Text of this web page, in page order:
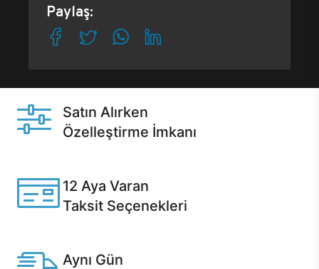
Paylaş:
Satın Alırken
Özelleştirme İmkanı
12 Aya Varan
Taksit Seçenekleri
Aynı Gün